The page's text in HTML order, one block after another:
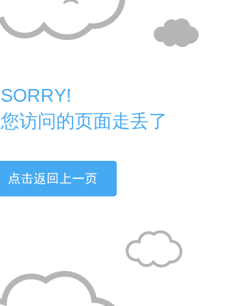
SORRY!
您访问的页面走丢了